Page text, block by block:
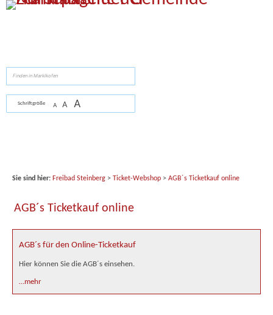
Zum Inhalt,zur Navigationoderzur Startseitespringen.
Schriftgröße A A A
Sie sind hier: Freibad Steinberg> Ticket-Webshop> AGB´s Ticketkauf online
AGB´s Ticketkauf online
AGB´s für den Online-Ticketkauf
Hier können Sie die AGB´s einsehen.
…mehr